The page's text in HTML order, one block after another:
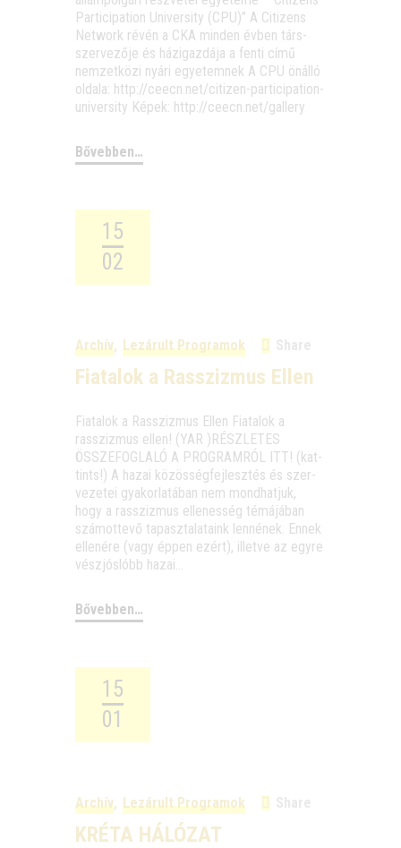
Par­ti­ci­pa­ti­on Uni­ver­sity (CPU)” A Citi­zens
Net­work révén a CKA min­den évben társ­
szer­ve­ző­je és házi­gaz­dá­ja a fen­ti című
nem­zet­kö­zi nyá­ri egye­tem­nek A CPU önál­ló
olda­la: http://ceecn.net/citizen-participation-
university Képek: http://ceecn.net/gallery
Bővebben…
15
02
Archív, Lezárult Programok
Fiatalok a Rasszizmus Ellen
Fia­ta­lok a Rassziz­mus Ellen Fia­ta­lok a
rassziz­mus ellen! (YAR )RÉSZLETES
ÖSSZEFOGLALÓ A PROGRAMRÓL ITT! (kat­
tints!) A hazai közös­ség­fej­lesz­tés és szer­
ve­ze­tei gya­kor­la­tá­ban nem mond­hat­juk,
hogy a rassziz­mus elle­nes­ség témá­já­ban
szá­mot­te­vő tapasz­ta­la­ta­ink len­né­nek. Ennek
elle­né­re (vagy éppen ezért), illet­ve az egy­re
vész­jós­lóbb hazai…
Bővebben…
15
01
Archív, Lezárult Programok
KRÉTA HÁLÓZAT